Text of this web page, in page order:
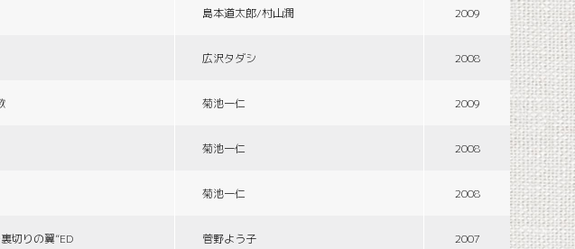
島本道太郎/村山潤 2009
広沢タダシ 2008
菊池一仁 2009
菊池一仁 2008
菊池一仁 2008
切りの翼”ED 菅野よう子 2007